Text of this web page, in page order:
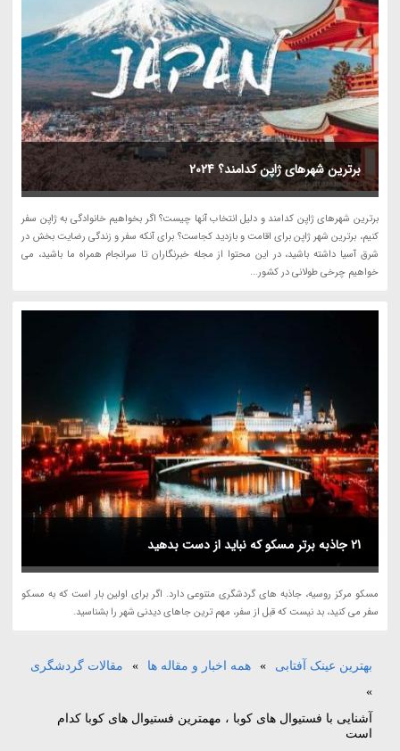
برترین شهرهای ژاپن کدامند؟ 2024
برترین شهرهای ژاپن کدامند و دلیل انتخاب آنها چیست؟ اگر بخواهیم خانوادگی به ژاپن سفر
کنیم، برترین شهر ژاپن برای اقامت و بازدید کجاست؟ برای آنکه سفر و زندگی رضایت بخش در
شرق آسیا داشته باشید، در این محتوا از مجله خبرنگاران تا سرانجام همراه ما باشید، می
خواهیم چرخی طولانی در کشور...
21 جاذبه برتر مسکو که نباید از دست بدهید
مسکو مرکز روسیه، جاذبه های گردشگری متنوعی دارد. اگر برای اولین بار است که به مسکو
سفر می کنید، بد نیست که قبل از سفر، مهم ترین جاهای دیدنی شهر را بشناسید.
بهترین عینک آفتابی » همه اخبار و مقاله ها »
مقالات گردشگری
»
آشنایی با فستیوال های کوبا ، مهمترین فستیوال های کوبا کدام
است